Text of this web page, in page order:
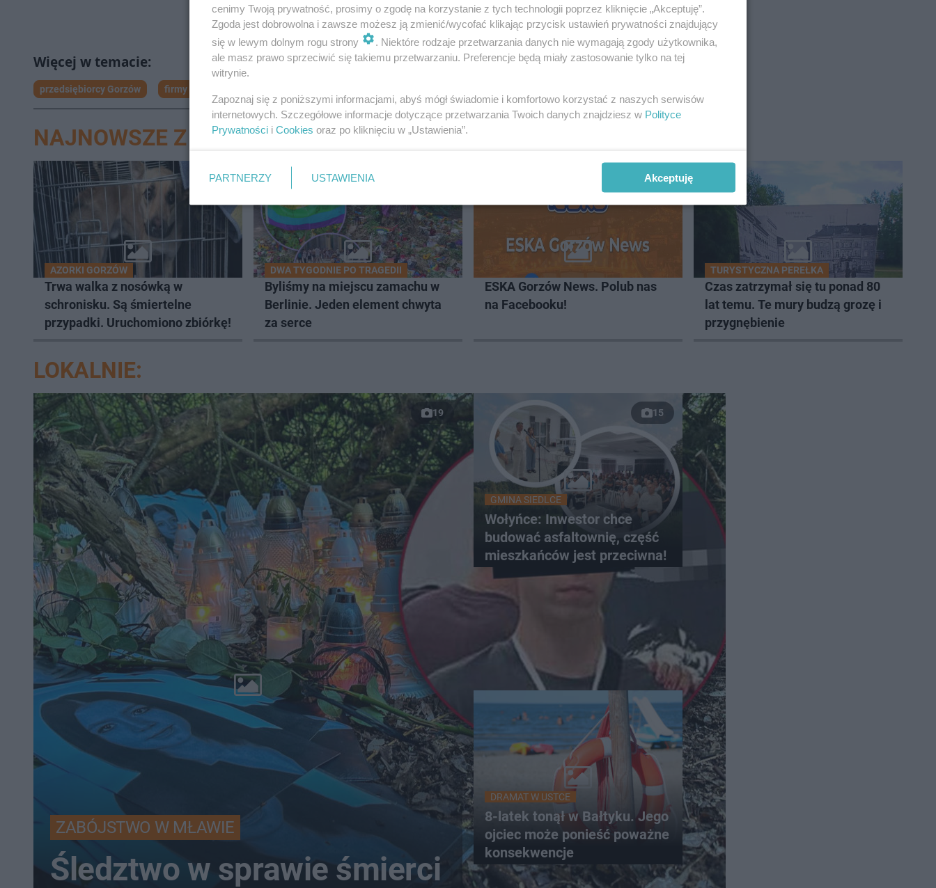
przedsiębiorcy Gorzów firmy Gorzów
NAJNOWSZE Z DZIAŁU GORZÓW
AZORKI GORZÓW
Trwa walka z nosówką w
schronisku. Są śmiertelne
przypadki. Uruchomiono zbiórkę!
DWA TYGODNIE PO TRAGEDII
Byliśmy na miejscu zamachu w
Berlinie. Jeden element chwyta
za serce
ESKA Gorzów News. Polub nas
na Facebooku!
TURYSTYCZNA PEREŁKA
Czas zatrzymał się tu ponad 80
lat temu. Te mury budzą grozę i
przygnębienie
LOKALNIE:
19
ZABÓJSTWO W MŁAWIE
Śledztwo w sprawie śmierci
15
GMINA SIEDLCE
Wołyńce: Inwestor chce
budować asfaltownię, część
mieszkańców jest przeciwna!
DRAMAT W USTCE
8-latek tonął w Bałtyku. Jego
ojciec może ponieść poważne
konsekwencje
cenimy Twoją prywatność, prosimy o zgodę na korzystanie z tych technologii poprzez kliknięcie „Akceptuję”.
Zgoda jest dobrowolna i zawsze możesz ją zmienić/wycofać klikając przycisk ustawień prywatności znajdujący
się w lewym dolnym rogu strony
. Niektóre rodzaje przetwarzania danych nie wymagają zgody użytkownika,
ale masz prawo sprzeciwić się takiemu przetwarzaniu. Preferencje będą miały zastosowanie tylko na tej
witrynie.
Zapoznaj się z poniższymi informacjami, abyś mógł świadomie i komfortowo korzystać z naszych serwisów
internetowych. Szczegółowe informacje dotyczące przetwarzania Twoich danych znajdziesz w Polityce
Prywatności i Cookies oraz po kliknięciu w „Ustawienia”.
PARTNERZY USTAWIENIA Akceptuję